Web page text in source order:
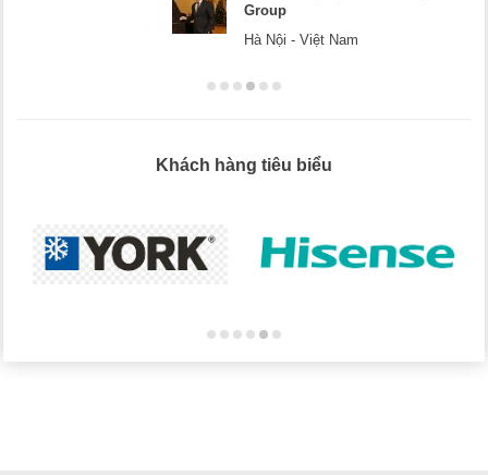
Group
Hà Nội - Việt Nam
Khách hàng tiêu biểu